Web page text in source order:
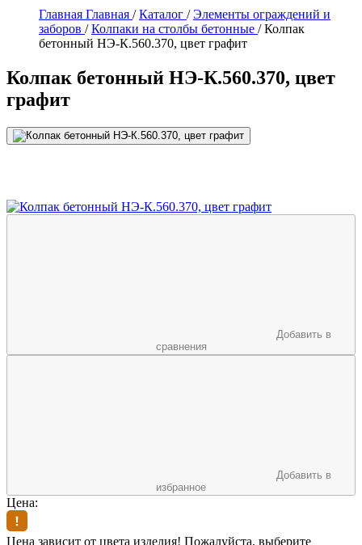
Главная Главная / Каталог / Элементы ограждений и
заборов / Колпаки на столбы бетонные / Колпак
бетонный НЭ-К.560.370, цвет графит
Колпак бетонный НЭ-К.560.370, цвет
графит
Добавить в
сравнения
Добавить в
избранное
Цена:
Цена зависит от цвета изделия! Пожалуйста, выберите